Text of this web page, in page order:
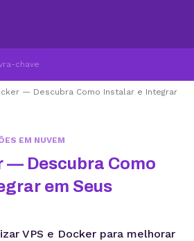
— Descubra Como Instalar e Integrar
EM NUVEM
— Descubra Como
em Seus
VPS e Docker para melhorar